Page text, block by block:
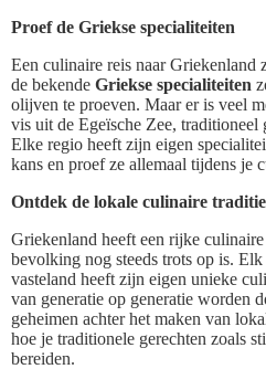
Proef de Griekse specialiteiten
Een culinaire reis naar Griekenland
de bekende Griekse specialiteiten
olijven te proeven. Maar er is veel
vis uit de Egeïsche Zee, traditioneel
Elke regio heeft zijn eigen
kans en proef ze allemaal tijdens je
Ontdek de lokale culinaire
Griekenland heeft een rijke
bevolking nog steeds trots op is.
vasteland heeft zijn eigen unieke
van generatie op generatie worden
geheimen achter het maken van
hoe je traditionele gerechten zoals
bereiden.